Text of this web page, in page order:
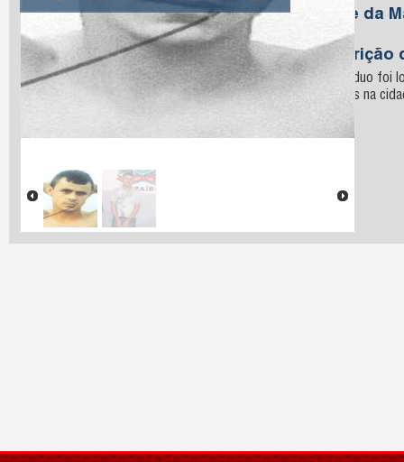
Nome da
Descrição
O indivíduo foi
militares na